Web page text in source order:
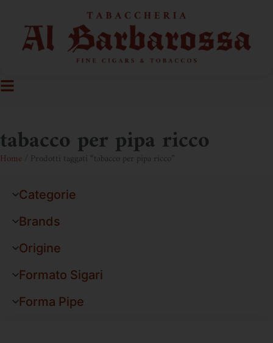
tabacco per pipa ricco
Home / Prodotti taggati “tabacco per pipa ricco”
Categorie
Brands
Origine
Formato Sigari
Forma Pipe